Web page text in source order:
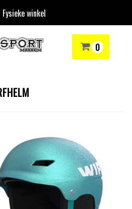
Fysieke winkel
0
producten.
SKIËN WINTERSPORTSHOP